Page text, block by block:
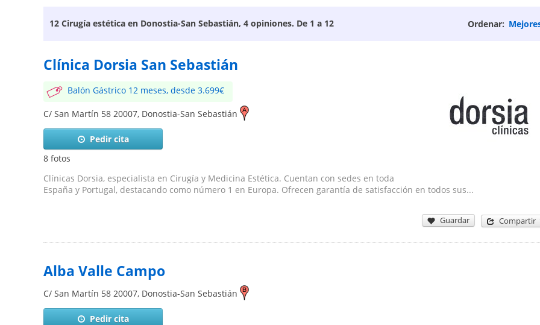
Ordenar:
12 Cirugía estética en Donostia-San Sebastián, 4 opiniones. De 1 a 12
Clínica Dorsia San Sebastián
Balón Gástrico 12 meses, desde 3.699€
C/ San Martín 58 20007, Donostia-San Sebastián
Pedir cita
8 fotos
Clínicas Dorsia, especialista en Cirugía y Medicina Estética. Cuentan con sedes en toda
España y Portugal, destacando como número 1 en Europa. Ofrecen garantía de satisfacción en todos sus...
Guardar Compartir
Alba Valle Campo
C/ San Martín 58 20007, Donostia-San Sebastián
Pedir cita